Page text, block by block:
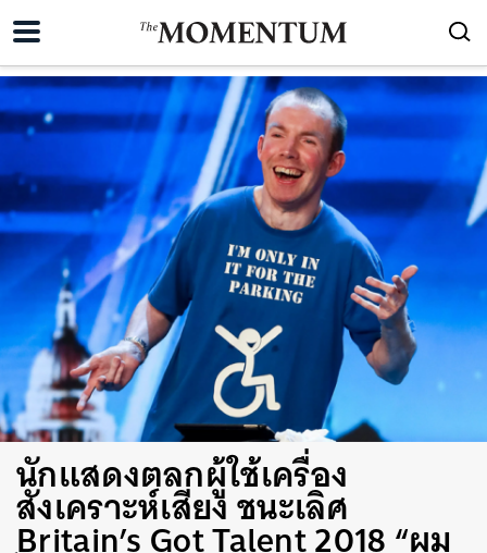
นักแสดงตลกผู้ใช้เครื่อง
สังเคราะห์เสียง ชนะเลิศ
Britain’s Got Talent 2018 “ผม